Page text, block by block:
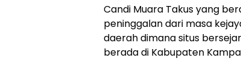
Candi Muara Takus yang
peninggalan dari masa
daerah dimana situs
berada di Kabupaten